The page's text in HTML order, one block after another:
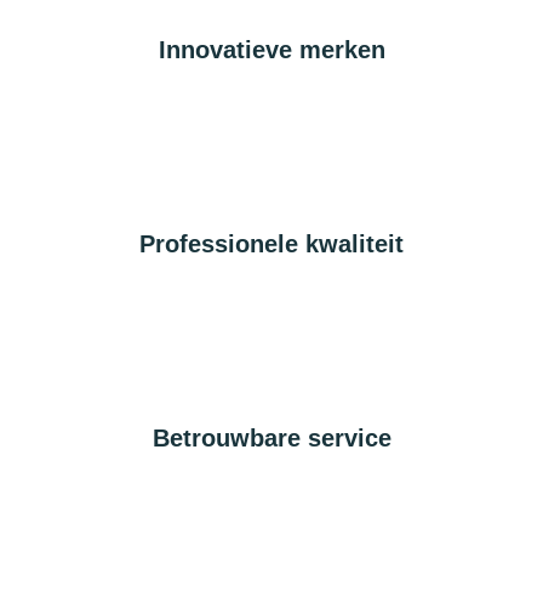
Innovatieve merken
Professionele kwaliteit
Betrouwbare service